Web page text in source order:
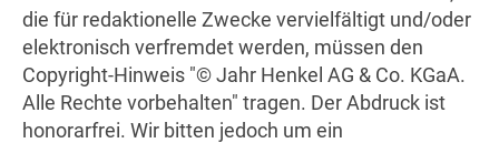
die für redaktionelle Zwecke vervielfältigt und/oder
elektronisch verfremdet werden, müssen den
Copyright-Hinweis "© Jahr Henkel AG & Co. KGaA.
Alle Rechte vorbehalten" tragen. Der Abdruck ist
honorarfrei. Wir bitten jedoch um ein